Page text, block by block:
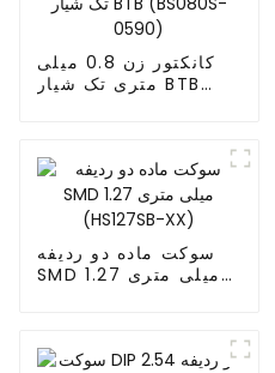
کانکتور زن 0.8 میلی
متری تک شیار BTB
سوکت ماده دو ردیفه
SMD 1.27 میلی متری